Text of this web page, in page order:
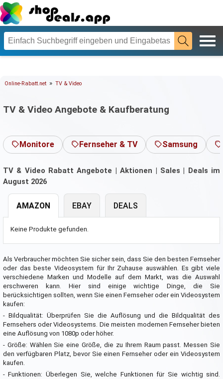
Online-Rabatt.net » TV & Video
TV & Video Angebote & Kaufberatung
Monitore Fernseher & TV Samsung
TV & Video Rabatt Angebote | Aktionen | Sales | Deals im
August 2026
AMAZON
Keine Produkte gefunden.
EBAY DEALS
Als Verbraucher möchten Sie sicher sein, dass Sie den besten Fernseher
oder das beste Videosystem für Ihr Zuhause auswählen. Es gibt viele
verschiedene Marken und Modelle auf dem Markt, was die Auswahl
erschweren kann. Hier sind einige wichtige Dinge, die Sie
berücksichtigen sollten, wenn Sie einen Fernseher oder ein Videosystem
kaufen:
- Bildqualität: Überprüfen Sie die Auflösung und die Bildqualität des
Fernsehers oder Videosystems. Die meisten modernen Fernseher bieten
eine Auflösung von 1080p oder höher.
- Größe: Wählen Sie eine Größe, die zu Ihrem Raum passt. Messen Sie
den verfügbaren Platz, bevor Sie einen Fernseher oder ein Videosystem
kaufen.
- Funktionen: Überlegen Sie, welche Funktionen für Sie wichtig sind.